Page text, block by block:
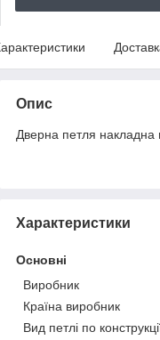
Опис
Дверна петля
Характеристики
Основні
Виробник
Країна виробник
Вид петлі по